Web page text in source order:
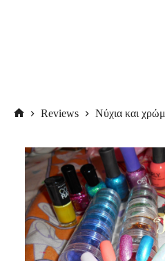
Reviews Νύχια και